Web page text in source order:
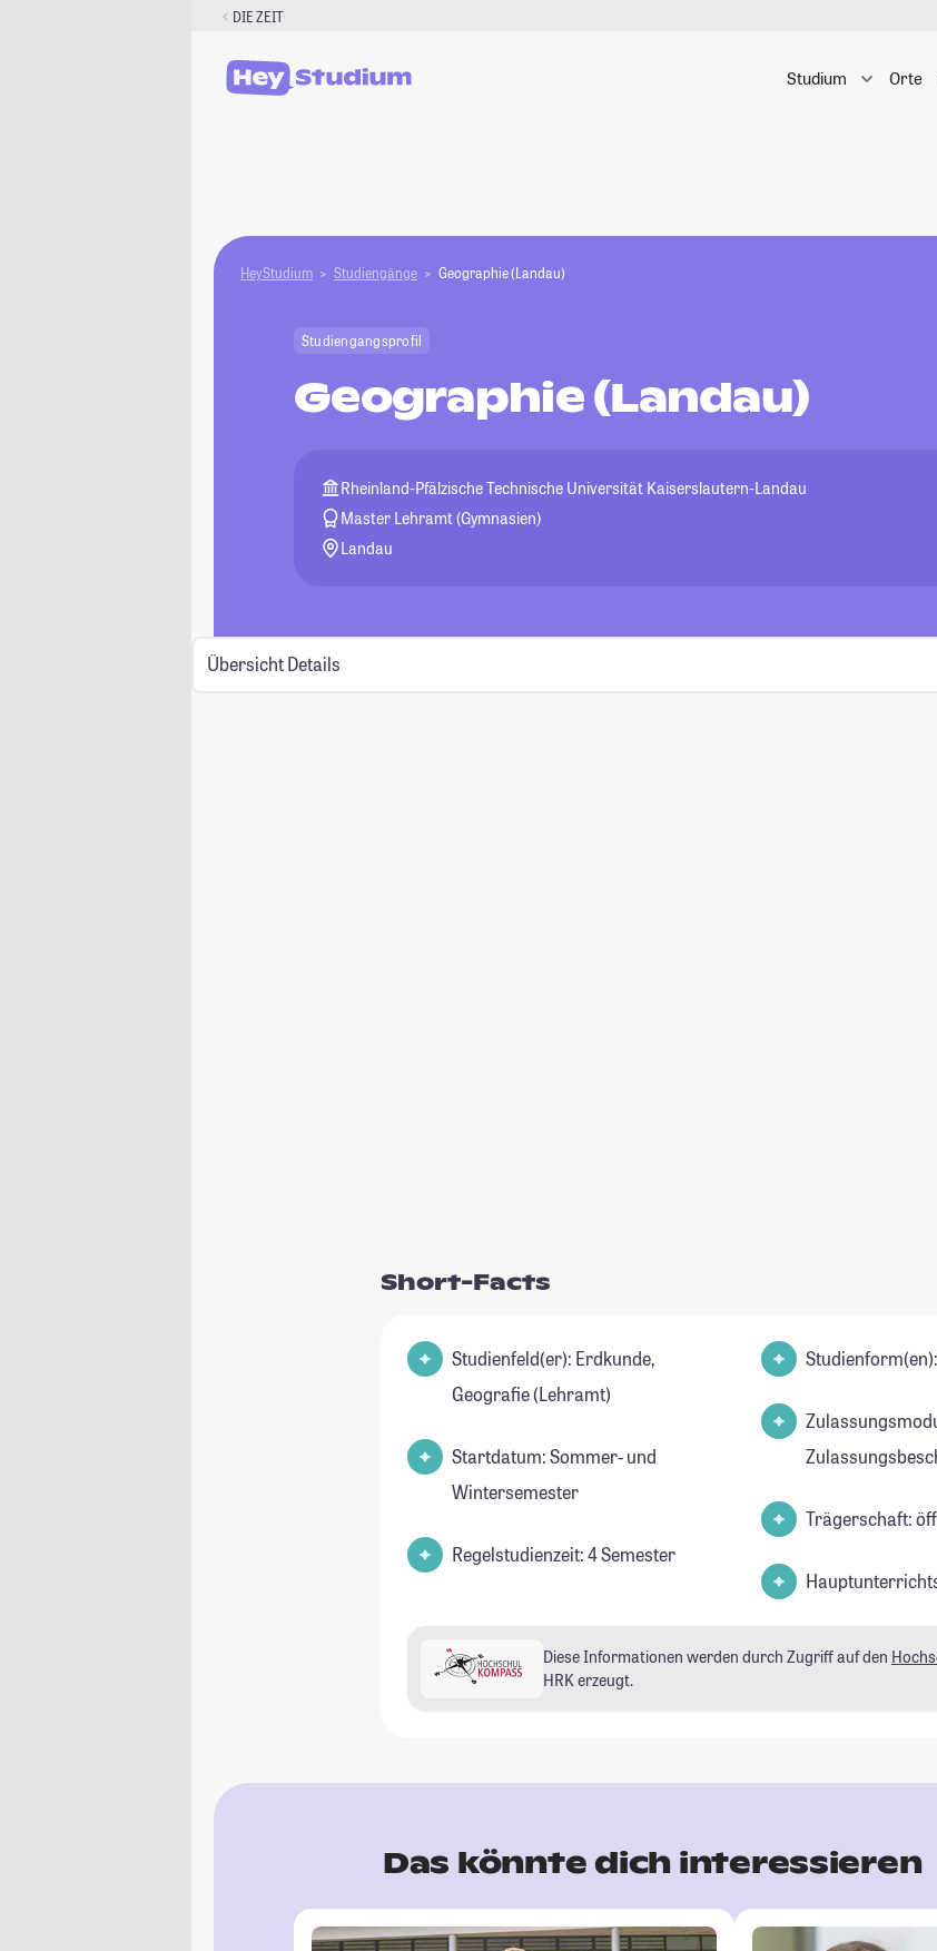
DIE ZEIT
Studium Orte
HeyStudium Studiengänge Geographie (Landau)
Studiengangsprofil
Geographie (Landau)
Rheinland-Pfälzische Technische Universität Kaiserslautern-Landau
Master Lehramt (Gymnasien)
Landau
Übersicht Details
Short-Facts
Studienfeld(er): Erdkunde,
Geografie (Lehramt)
Startdatum: Sommer- und
Wintersemester
Regelstudienzeit: 4 Semester
Trägerschaft:
Diese Informationen werden durch Zugriff auf den
HRK erzeugt.
Das könnte dich interessieren